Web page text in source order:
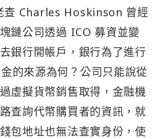
查 Charles Hoskinson 曾經
鏈公司透過 ICO 募資並變
銀行開帳戶，銀行為了進行
的來源為何？公司只能說從
虛擬貨幣銷售取得，金融機
查詢代幣購買者的資訊，就
包地址也無法查實身份，使